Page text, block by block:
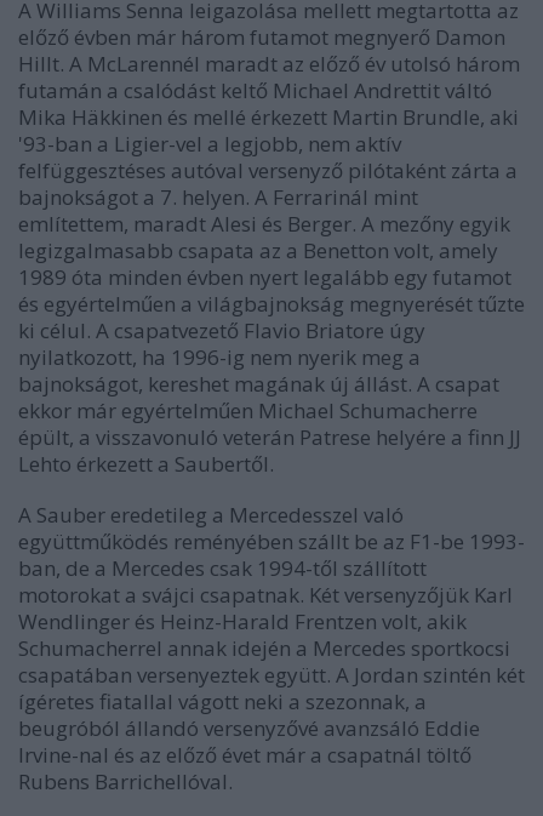
A Williams Senna leigazolása mellett megtartotta az
előző évben már három futamot megnyerő Damon
Hillt. A McLarennél maradt az előző év utolsó három
futamán a csalódást keltő Michael Andrettit váltó
Mika Häkkinen és mellé érkezett Martin Brundle, aki
'93-ban a Ligier-vel a legjobb, nem aktív
felfüggesztéses autóval versenyző pilótaként zárta a
bajnokságot a 7. helyen. A Ferrarinál mint
említettem, maradt Alesi és Berger. A mezőny egyik
legizgalmasabb csapata az a Benetton volt, amely
1989 óta minden évben nyert legalább egy futamot
és egyértelműen a világbajnokság megnyerését tűzte
ki célul. A csapatvezető Flavio Briatore úgy
nyilatkozott, ha 1996-ig nem nyerik meg a
bajnokságot, kereshet magának új állást. A csapat
ekkor már egyértelműen Michael Schumacherre
épült, a visszavonuló veterán Patrese helyére a finn JJ
Lehto érkezett a Saubertől.
A Sauber eredetileg a Mercedesszel való
együttműködés reményében szállt be az F1-be 1993-
ban, de a Mercedes csak 1994-től szállított
motorokat a svájci csapatnak. Két versenyzőjük Karl
Wendlinger és Heinz-Harald Frentzen volt, akik
Schumacherrel annak idején a Mercedes sportkocsi
csapatában versenyeztek együtt. A Jordan szintén két
ígéretes fiatallal vágott neki a szezonnak, a
beugróból állandó versenyzővé avanzsáló Eddie
Irvine-nal és az előző évet már a csapatnál töltő
Rubens Barrichellóval.